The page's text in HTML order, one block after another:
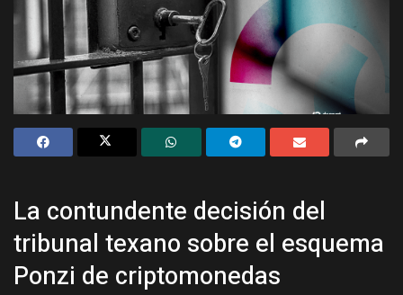
La contundente decisión del
tribunal texano sobre el esquema
Ponzi de criptomonedas